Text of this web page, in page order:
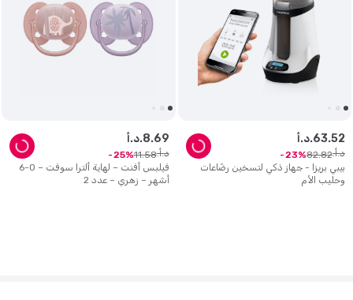
بيبي بريزا - جهاز ذكي لتسخين رضّاعات
وحليب الأم
د.أ.63.52
د.أ. 82.82
23
فيلبس أفنت – لهاية ألترا سوفت – 0-6
أشهر – زهري – عدد 2
د.أ.8.69
د.أ. 11.58
25